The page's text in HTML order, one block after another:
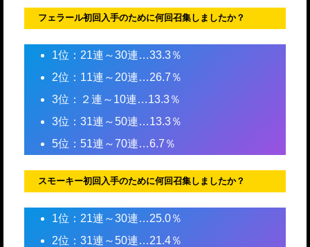
フェラール初回入手のために何回召集しましたか？
1位：21連～30連…33.3％
2位：11連～20連…26.7％
3位：２連～10連…13.3％
3位：31連～50連…13.3％
5位：51連～70連…6.7％
スモーキー初回入手のために何回召集しましたか？
1位：21連～30連…25.0％
2位：31連～50連…21.4％